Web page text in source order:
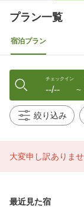
プラン一覧
宿泊プラン
チェックイン
--/-- 〜
絞り込み
大変申し訳ありま
最近見た宿